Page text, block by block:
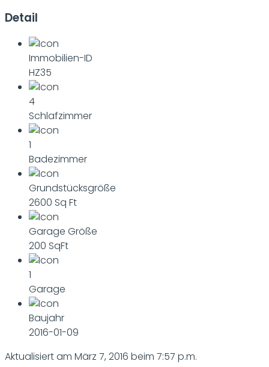
Detail
Immobilien-ID
HZ35
4
Schlafzimmer
1
Badezimmer
Grundstücksgröße
2600 Sq Ft
Garage Größe
200 SqFt
1
Garage
Baujahr
2016-01-09
Aktualisiert am März 7, 2016 beim 7:57 p.m.